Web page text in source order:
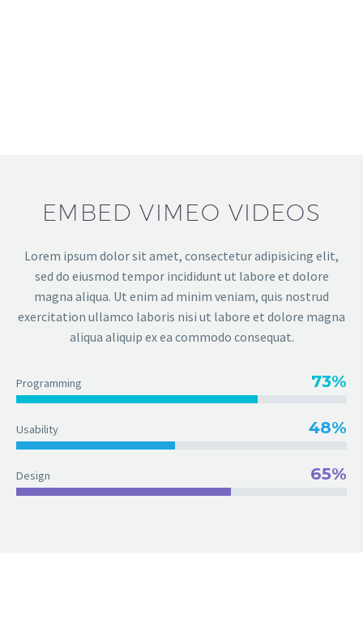
EMBED VIMEO VIDEOS
Lorem ipsum dolor sit amet, consectetur adipisicing elit,
sed do eiusmod tempor incididunt ut labore et dolore
magna aliqua. Ut enim ad minim veniam, quis nostrud
exercitation ullamco laboris nisi ut labore et dolore magna
aliqua aliquip ex ea commodo consequat.
Programming 73%
Usability 48%
Design 65%